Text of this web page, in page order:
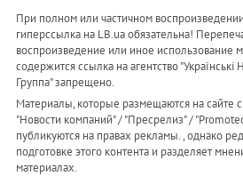
При полном или частичном
гиперссылка на LB.ua обязательна!
воспроизведение или иное использование
содержится ссылка на агентство
Группа" запрещено.
Материалы, которые размещаются на сайте
"Новости компаний" / "Пресрелиз" /
публикуются на правах рекламы. , однако
подготовке этого контента и разделяет
материалах.